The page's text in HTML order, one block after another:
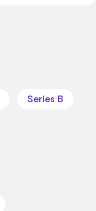
Series B